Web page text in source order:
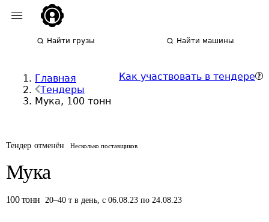
Найти грузы Найти машины
Главная
Тендеры
Мука, 100 тонн
Как участвовать в тендере
Тендер отменён Несколько поставщиков
Мука
100 тонн 20–40 т в день, с 06.08.23 по 24.08.23